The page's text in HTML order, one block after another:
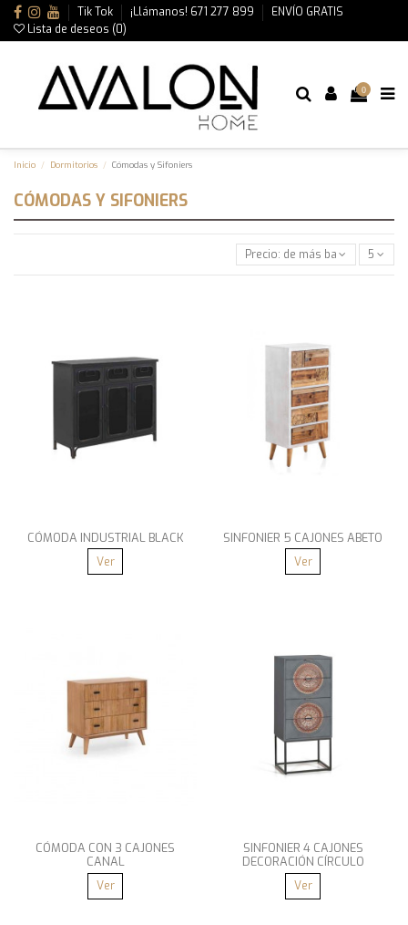
Tik Tok ¡Llámanos! 671 277 899
ENVÍO GRATIS
Lista de deseos (0)
0
Inicio Dormitorios Cómodas y Sifoniers
CÓMODAS Y SIFONIERS
Precio: de más bajo a más alto
5
CÓMODA INDUSTRIAL BLACK
Ver
SINFONIER 5 CAJONES ABETO
Ver
CÓMODA CON 3 CAJONES
CANAL
Ver
SINFONIER 4 CAJONES
DECORACIÓN CÍRCULO
Ver